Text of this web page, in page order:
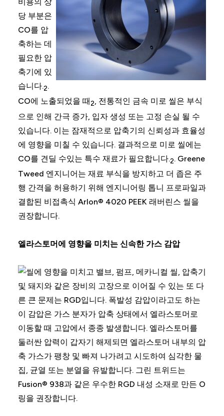
당 부분은
CO를 압
축하는 데
필요한 압
축기에 있
습니다.2.
CO에 노출되었을 때2, 전통적인 금속 미로 씰은 부식
으로 인해 간극 증가, 입자 생성 또는 고정 손실 될 수
있습니다. 이는 잠재적으로 압축기의 신뢰성과 효율성
에 영향을 미칠 수 있습니다. 결과적으로 미로 씰에는
CO를 견딜 수있는 특수 재료가 필요합니다.2. Greene
Tweed 엔지니어는 재료 부식을 방지하고 더 좁은 주
행 간격을 허용하기 위해 엔지니어링 톱니 프로파일과
결합된 비접촉식 Arlon® 4020 PEEK 래버린스 씰을
권장합니다.
엘라스토머에 영향을 미치는 신속한 가스 감압
씰에 영향을 미치고 밸브, 펌프, 메카니컬 씰, 압축기
및 돼지와 같은 장비의 고장으로 이어질 수 있는 또 다
른 큰 문제는 RGD입니다. 폭발성 감압이라고도 하는
이 감압은 가스 분자가 압축 상태에서 엘라스토머로
이동할 때 고압에서 종종 발생합니다. 엘라스토머를
둘러싼 압력이 갑자기 해제되면 엘라스토머 내부의 압
축 가스가 팽창 및 빠져 나가려고 시도하여 심각한 물
집, 균열 또는 분열을 유발합니다. 그린 트위드는
Fusion® 938과 같은 우수한 RGD 내성 소재로 만든 O
링을 권장합니다.